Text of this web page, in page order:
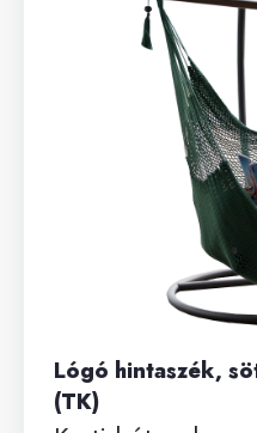
Lógó hintaszék,
(TK)